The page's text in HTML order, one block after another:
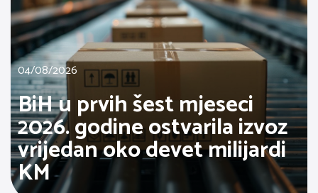
04/08/2026
BiH u prvih šest mjeseci
2026. godine ostvarila izvoz
vrijedan oko devet milijardi
KM